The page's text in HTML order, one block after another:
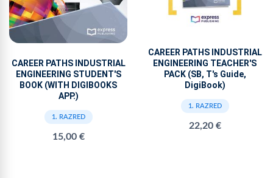
CAREER PATHS INDUSTRIAL
ENGINEERING STUDENT'S
BOOK (WITH DIGIBOOKS
APP.)
1. RAZRED
15,00 €
CAREER PATHS INDUSTRIAL
ENGINEERING TEACHER'S
PACK (SB, T's Guide,
DigiBook)
1. RAZRED
22,20 €